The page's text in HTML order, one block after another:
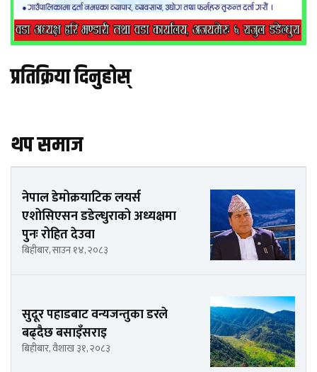
प्रतिक्रिया दिनुहोस्
थप समाज
नेपाल डेमोक्रयाटिक लयर्स
एशोसिएसन डडेल्धुराको अध्यक्षमा
पुनः रोहित देउवा
बिहीबार, साउन १४, २०८३
सुदूर पहाडबाट वन्यजन्तुका डरले
बढ्दैछ बसाइँसराइ
बिहीबार, वैशाख ३१, २०८३